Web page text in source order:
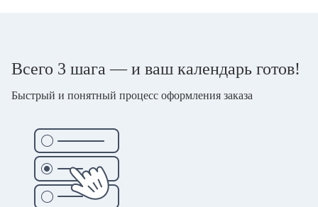
Всего 3 шага — и ваш календарь готов!
Быстрый и понятный процесс оформления заказа